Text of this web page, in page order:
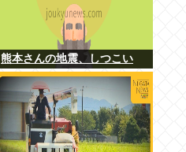
熊本さんの地震、しつこい